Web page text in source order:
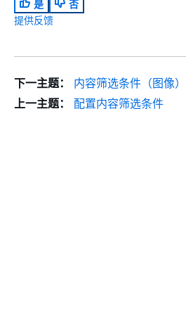
是
否
提供反馈
下一主题：
内容筛选条件（图像）
上一主题：
配置内容筛选条件